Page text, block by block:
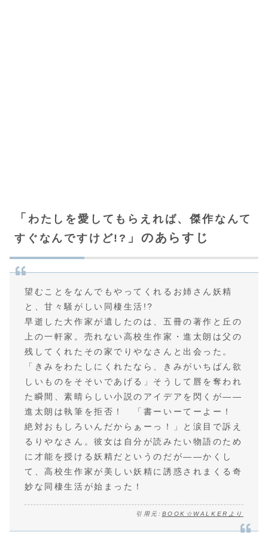
「 わたしを愛してもらえれば、傑作なんて
すぐなんですけど!? 」のあらすじ
望むことをなんでもやってくれるお姉さん妖精
と、甘々騒がしい同棲生活!?
早逝した大作家が遺したのは、五冊の著作と丘の
上の一軒家。売れない高校生作家・進太朗は父の
残してくれたその家でりやなさんと出会った。
「きみをわたしにくれたなら、きみがいちばん欲
しいものをそそいであげる」そうして唇を奪われ
た瞬間、素晴らしい小説のアイデアを閃くが――
進太朗は執筆を拒否！ 「書ーいーてーよー！
絶対おもしろいんだからぁーっ！」と涙目で訴え
るりやなさん。彼女は自分が読みたい物語のため
に才能を授ける妖精だというのだが――かくし
て、高校生作家が美しい妖精に誘惑されまくる奇
妙な同棲生活が始まった！
引用元: BOOK☆WALKERより